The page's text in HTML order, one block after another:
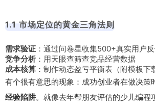
1.1 市场定位的黄金三角法则
需求验证 ：通过问卷星收集500+真实用户
竞争分析 ：用天眼查筛查竞品经营数据
成本核算 ：制作动态盈亏平衡表（附模板下
有个很有意思的现象：成功创业者在做决策
经验陷阱。就像去年帮朋友评估的少儿编程